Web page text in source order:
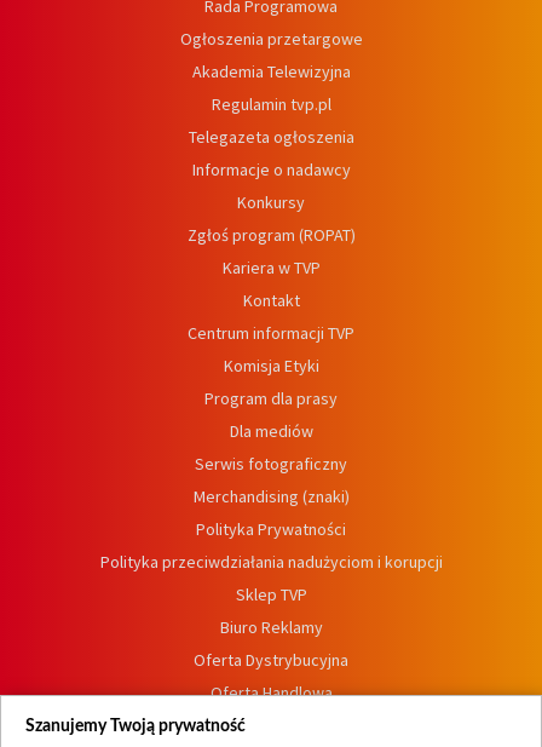
Rada Programowa
Ogłoszenia przetargowe
Akademia Telewizyjna
Regulamin tvp.pl
Telegazeta ogłoszenia
Informacje o nadawcy
Konkursy
Zgłoś program (ROPAT)
Kariera w TVP
Kontakt
Centrum informacji TVP
Komisja Etyki
Program dla prasy
Dla mediów
Serwis fotograficzny
Merchandising (znaki)
Polityka Prywatności
Polityka przeciwdziałania nadużyciom i korupcji
Sklep TVP
Biuro Reklamy
Oferta Dystrybucyjna
Oferta Handlowa
Dostępność
Szanujemy Twoją prywatność